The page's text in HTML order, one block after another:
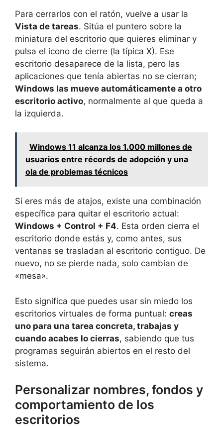
Para cerrarlos con el ratón, vuelve a usar la
Vista de tareas. Sitúa el puntero sobre la
miniatura del escritorio que quieres eliminar y
pulsa el icono de cierre (la típica X). Ese
escritorio desaparece de la lista, pero las
aplicaciones que tenía abiertas no se cierran;
Windows las mueve automáticamente a otro
escritorio activo, normalmente al que queda a
la izquierda.
Windows 11 alcanza los 1.000 millones de
usuarios entre récords de adopción y una
ola de problemas técnicos
Si eres más de atajos, existe una combinación
específica para quitar el escritorio actual:
Windows + Control + F4. Esta orden cierra el
escritorio donde estás y, como antes, sus
ventanas se trasladan al escritorio contiguo. De
nuevo, no se pierde nada, solo cambian de
«mesa».
Esto significa que puedes usar sin miedo los
escritorios virtuales de forma puntual: creas
uno para una tarea concreta, trabajas y
cuando acabes lo cierras, sabiendo que tus
programas seguirán abiertos en el resto del
sistema.
Personalizar nombres, fondos y
comportamiento de los
escritorios